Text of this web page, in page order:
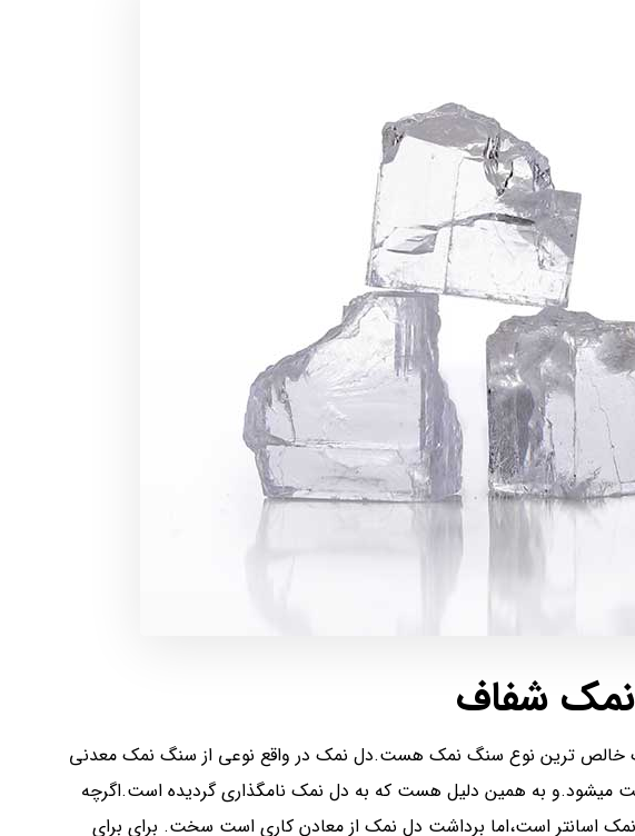
شفاف
خالص ترین نوع سنگ نمک هست.دل نمک در واقع نوعی از سنگ نمک معدنی
به همین دلیل هست که به دل نمک نامگذاری گردیده است.اگرچه
اسانتر است،اما برداشت دل نمک از معادن کاری است سخت. برای برای